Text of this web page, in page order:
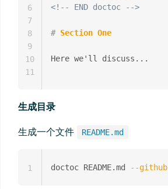
<!-- END doctoc -->
# Section One
Here we'll discuss...
6
7
8
9
10
11
生成目录
生成一个文件 README.md
doctoc README.md --github
1